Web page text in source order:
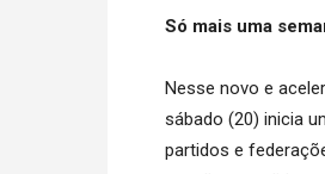
Só mais uma
Nesse novo e
sábado (20) inicia
partidos e